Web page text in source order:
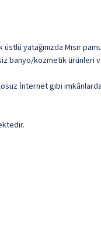
yatağınızda Mısır
banyo/kozmetik ürünleri
İnternet gibi